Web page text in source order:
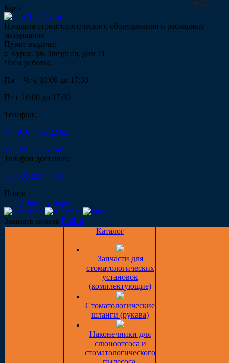
Курск
Продажа стоматологического оборудования и расходных
материалов
Пункт выдачи:
г. Курск, ул. Звездная, дом 11
Часы работы:
Пн – Чт с 10:00 до 17:30
Пт с 10:00 до 17:00
Телефон:
+7 (910) 482-22-82
+7 (985) 764-74-61
Телефон доставки:
8 (800) 250-44-34
Почта
info@fintechgroup.ru
Заказать звонок Войти
Каталог
Запчасти для
стоматологических
установок
(комплектующие)
Стоматологические
шланги (рукава)
Наконечники для
слюноотсоса и
стоматологического